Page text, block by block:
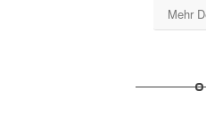
Mehr